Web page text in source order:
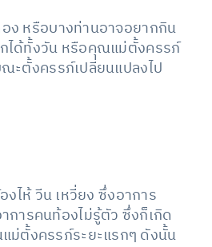
ง หรือบางท่านอาจอยากกิน
ได้ทั้งวัน หรือคุณแม่ตั้งครรภ์
ะตั้งครรภ์เปลี่ยนแปลงไป
ไห้ วีน เหวี่ยง ซึ่งอาการ
การคนท้องไม่รู้ตัว ซึ่งก็เกิด
ม่ตั้งครรภ์ระยะแรกๆ ดังนั้น